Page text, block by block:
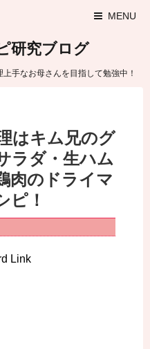
MENU
研究ブログ
手なお母さんを目指して勉強中！
はキム兄のグ
ラダ・生ハム
肉のドライマ
シピ！
Link